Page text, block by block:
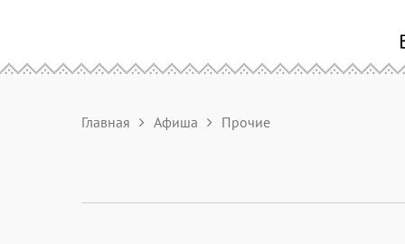
Главная Афиша Прочие